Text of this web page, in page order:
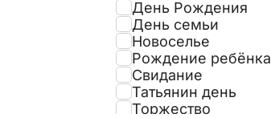
День Рождения
День семьи
Новоселье
Рождение ребёнка
Свидание
Татьянин день
Торжество